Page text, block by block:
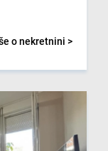
o nekretnini >